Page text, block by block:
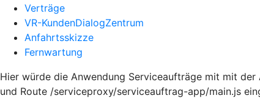
Verträge
VR-KundenDialogZentrum
Anfahrtsskizze
Fernwartung
Hier würde die Anwendung Serviceaufträge mit mit
und Route /serviceproxy/serviceauftrag-app/main.js